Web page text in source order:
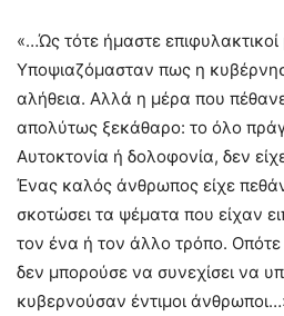
«…Ώς τότε ήμαστε
Υποψιαζόμασταν πως η
αλήθεια. Αλλά η μέρα που
απολύτως ξεκάθαρο: το όλο
Αυτοκτονία ή δολοφονία, δεν
Ένας καλός άνθρωπος είχε
σκοτώσει τα ψέματα που είχαν
τον ένα ή τον άλλο τρόπο.
δεν μπορούσε να συνεχίσει να
κυβερνούσαν έντιμοι